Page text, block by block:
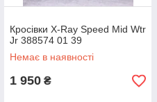
Кросівки X-Ray Speed Mid Wtr
Jr 388574 01 39
Немає в наявності
1 950 ₴